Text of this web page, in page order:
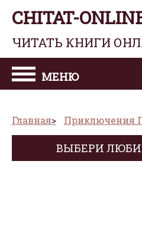
CHITAT-
ЧИТАТЬ КНИГИ
МЕНЮ
Главная Приключения
ВЫБЕРИ